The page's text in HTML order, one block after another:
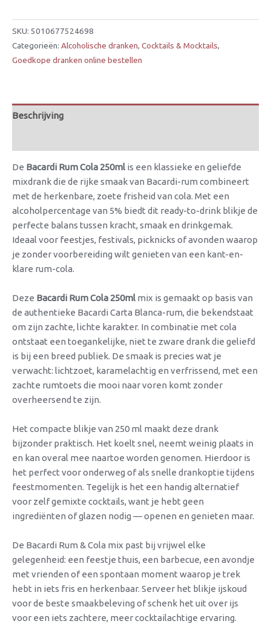
SKU: 5010677524698
Categorieën: Alcoholische dranken, Cocktails & Mocktails,
Goedkope dranken online bestellen
Beschrijving
De Bacardi Rum Cola 250ml is een klassieke en geliefde
mixdrank die de rijke smaak van Bacardi-rum combineert
met de herkenbare, zoete frisheid van cola. Met een
alcoholpercentage van 5% biedt dit ready-to-drink blikje de
perfecte balans tussen kracht, smaak en drinkgemak.
Ideaal voor feestjes, festivals, picknicks of avonden waarop
je zonder voorbereiding wilt genieten van een kant-en-
klare rum-cola.
Deze Bacardi Rum Cola 250ml mix is gemaakt op basis van
de authentieke Bacardi Carta Blanca-rum, die bekendstaat
om zijn zachte, lichte karakter. In combinatie met cola
ontstaat een toegankelijke, niet te zware drank die geliefd
is bij een breed publiek. De smaak is precies wat je
verwacht: lichtzoet, karamelachtig en verfrissend, met een
zachte rumtoets die mooi naar voren komt zonder
overheersend te zijn.
Het compacte blikje van 250 ml maakt deze drank
bijzonder praktisch. Het koelt snel, neemt weinig plaats in
en kan overal mee naartoe worden genomen. Hierdoor is
het perfect voor onderweg of als snelle drankoptie tijdens
feestmomenten. Tegelijk is het een handig alternatief
voor zelf gemixte cocktails, want je hebt geen
ingrediënten of glazen nodig — openen en genieten maar.
De Bacardi Rum & Cola mix past bij vrijwel elke
gelegenheid: een feestje thuis, een barbecue, een avondje
met vrienden of een spontaan moment waarop je trek
hebt in iets fris en herkenbaar. Serveer het blikje ijskoud
voor de beste smaakbeleving of schenk het uit over ijs
voor een iets zachtere, meer cocktailachtige ervaring.